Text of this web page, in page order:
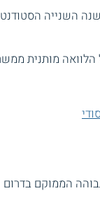
השנייה
מותנית
הממוקם